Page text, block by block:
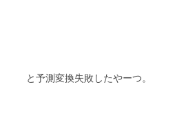
と予測変換失敗したやーつ。